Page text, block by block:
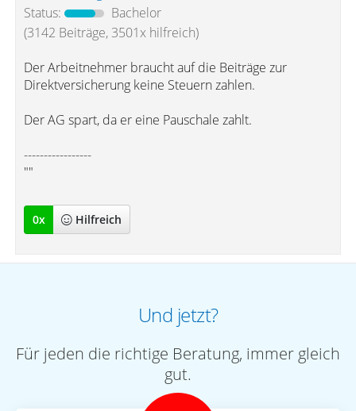
Status:
Bachelor
(3142 Beiträge, 3501x hilfreich)
Der Arbeitnehmer braucht auf die Beiträge zur
Direktversicherung keine Steuern zahlen.
Der AG spart, da er eine Pauschale zahlt.
-----------------
""
0x Hilfreich
Und jetzt?
Für jeden die richtige Beratung, immer gleich
gut.